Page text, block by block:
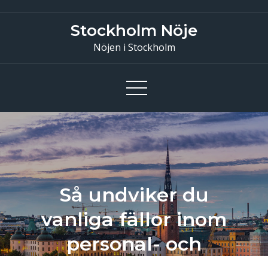
Stockholm Nöje
Nöjen i Stockholm
Så undviker du
vanliga fällor inom
personal- och